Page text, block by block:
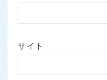
サイト